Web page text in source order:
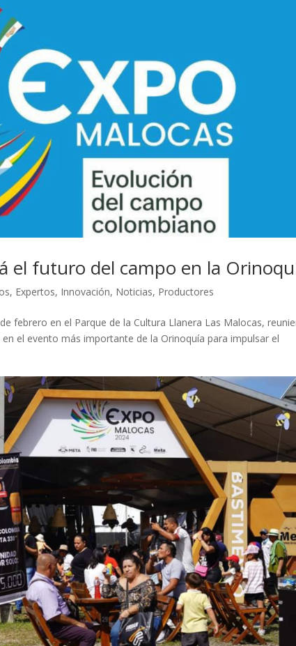
el futuro del campo en la
, Expertos, Innovación, Noticias, Productores
febrero en el Parque de la Cultura Llanera Las Malocas,
el evento más importante de la Orinoquía para impulsar el